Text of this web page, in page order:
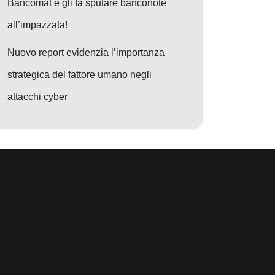
Phishing 2025: Il Browser Diventa la Nuova Frontiera di Difesa
Bancomat e gli fa sputare banconote
all’impazzata!
Nuovo report evidenzia l’importanza
strategica del fattore umano negli
attacchi cyber